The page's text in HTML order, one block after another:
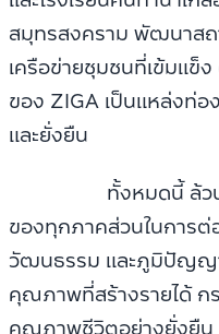
สมุทรสงคราม พัฒนาส
เครือข่ายชุมชนที่เข้มแข็
ของ ZIGA เป็นแหล่งท่อ
และยั่งยืน
ทั้งหมดนี้ ล้วนสะ
ของทุกภาคส่วนในการ
วัฒนธรรม และภูมิปัญญ
คุณภาพที่สร้างรายได้ ก